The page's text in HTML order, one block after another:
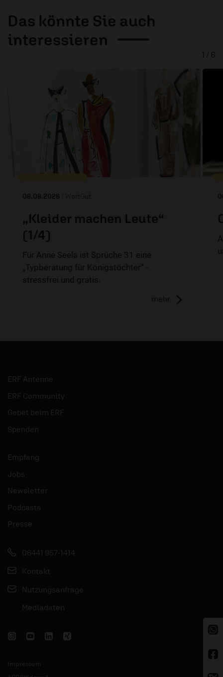
Das könnte Sie auch
interessieren
08.08.2026 / WortGut
„Kleider machen Leute“
(1/4)
Für Anne Seela ist Sprüche 31 eine
„Typberatung für Königstöchter“ -
stressfrei und gratis.
mehr
1 / 6
ERF Antenne
ERF Community
Gebet beim ERF
Spenden
Empfang
Jobs
Newsletter
Podcasts
Presse
06441 957-1414
Kontakt
Nutzungsanfrage
Mediadaten
Impressum